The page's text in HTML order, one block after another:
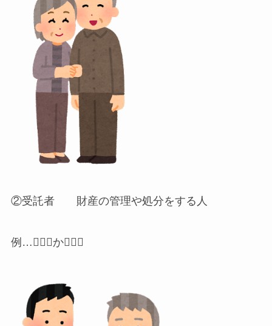
②受託者 財産の管理や処分をする人
例…👱🏼‍♂️か👱🏼‍♀️